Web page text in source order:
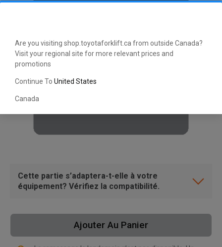
Are you visiting shop.toyotaforklift.ca from outside Canada?
Visit your regional site for more relevant prices and
promotions
Continue To United States
Canada
Cette partie s’adaptera-t-elle à votre
équipement? Vérifiez la compatibilité.
Ajouter Au Panier